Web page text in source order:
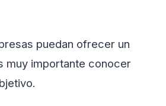
puedan ofrecer un
muy importante conocer